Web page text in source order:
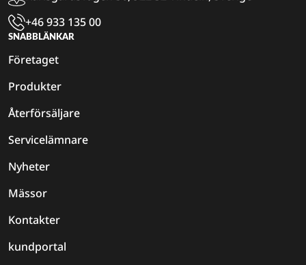
+46 933 135 00
SNABBLÄNKAR
Företaget
Produkter
Återförsäljare
Servicelämnare
Nyheter
Mässor
Kontakter
kundportal